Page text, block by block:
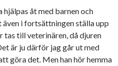
åt med barnen och
även i fortsättningen ställa upp
tas till veterinären, då djuren
är ju därför jag går ut med
göra det. Men han hör hemma